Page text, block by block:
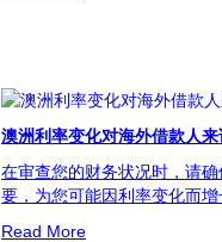
澳洲利率变化对海外借款人来
在审查您的财务状况时，请
要，为您可能因利率变化而增
Read More